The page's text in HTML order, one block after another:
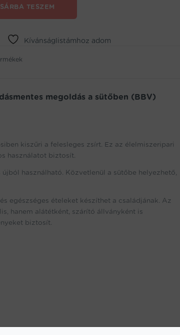
TESZEM
Kívánságlistámhoz adom
megoldás a sütőben (BBV)
kiszűri a felesleges zsírt. Ez az élelmiszeripari
használatot biztosít.
használható. Közvetlenül a sütőbe helyezhető,
egészséges ételeket készíthet a családjának. Az
hanem alátétként, szárító állványként is
biztosít.